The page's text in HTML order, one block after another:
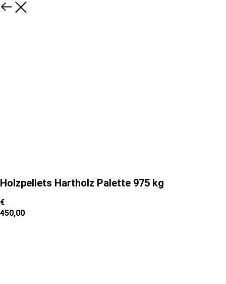
Holzpellets Hartholz Palette 975 kg
€
450,00